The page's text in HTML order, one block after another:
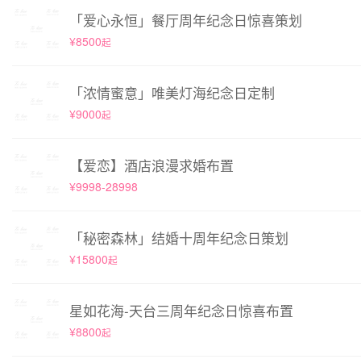
「爱心永恒」餐厅周年纪念日惊喜策划
¥8500起
「浓情蜜意」唯美灯海纪念日定制
¥9000起
【爱恋】酒店浪漫求婚布置
¥9998-28998
「秘密森林」结婚十周年纪念日策划
¥15800起
星如花海-天台三周年纪念日惊喜布置
¥8800起